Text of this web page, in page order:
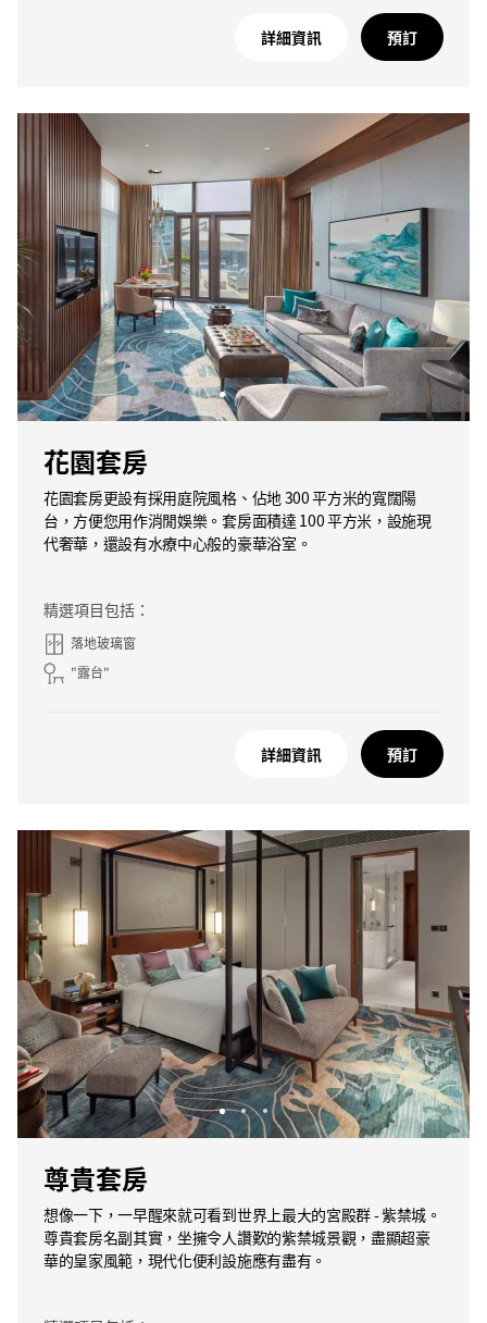
詳細資訊 預訂
花園套房
花園套房更設有採用庭院風格、佔地 300 平方米的寬闊陽
台，方便您用作消閒娛樂。套房面積達 100 平方米，設施現
代奢華，還設有水療中心般的豪華浴室。
精選項目包括：
落地玻璃窗
"露台"
詳細資訊 預訂
尊貴套房
想像一下，一早醒來就可看到世界上最大的宮殿群 - 紫禁城。
尊貴套房名副其實，坐擁令人讚歎的紫禁城景觀，盡顯超豪
華的皇家風範，現代化便利設施應有盡有。